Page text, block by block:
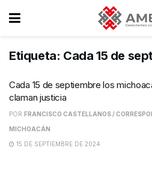
Etiqueta: Cada 15 de
Cada 15 de septiembre los
claman justicia
POR FRANCISCO CASTELLANOS /
MICHOACÁN
15 DE SEPTIEMBRE DE 2024